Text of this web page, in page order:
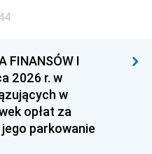
FINANSÓW I
2026 r. w
w
opłat za
parkowanie